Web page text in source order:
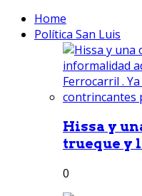
Home
Política San Luis
Hissa y
trueque y
0